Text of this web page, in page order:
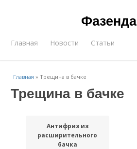
Фазенда
Главная Новости Статьи
Главная »Трещина в бачке
Трещина в бачке
Антифриз из
расширительного
бачка